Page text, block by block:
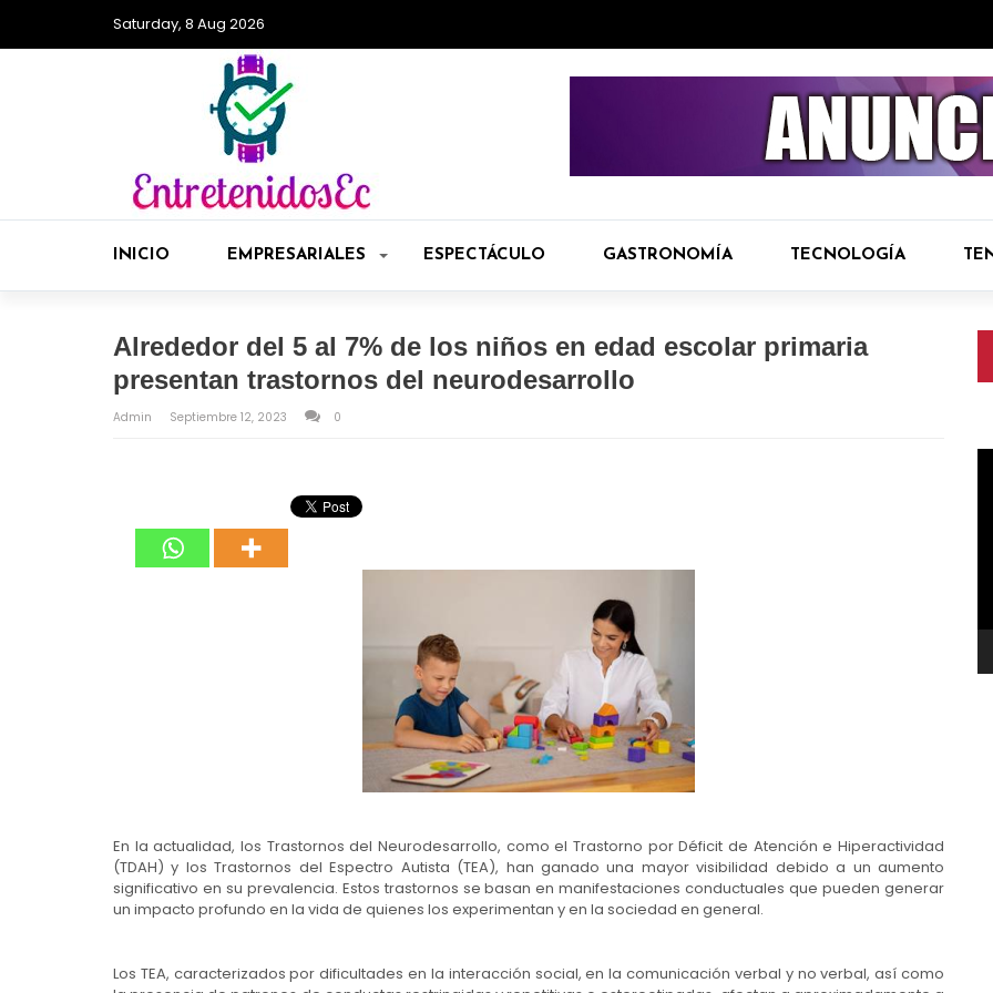
Saturday, 8 Aug 2026
INICIO EMPRESARIALES ESPECTÁCULO GASTRONOMÍA TECNOLOGÍA
Alrededor del 5 al 7% de los niños en edad escolar primaria
presentan trastornos del neurodesarrollo
Admin Septiembre 12, 2023 0
En la actualidad, los Trastornos del Neurodesarrollo, como el Trastorno por Déficit de Atención e Hiperactividad
(TDAH) y los Trastornos del Espectro Autista (TEA), han ganado una mayor visibilidad debido a un aumento
significativo en su prevalencia. Estos trastornos se basan en manifestaciones conductuales que pueden generar
un impacto profundo en la vida de quienes los experimentan y en la sociedad en general.
Los TEA, caracterizados por dificultades en la interacción social, en la comunicación verbal y no verbal, así como